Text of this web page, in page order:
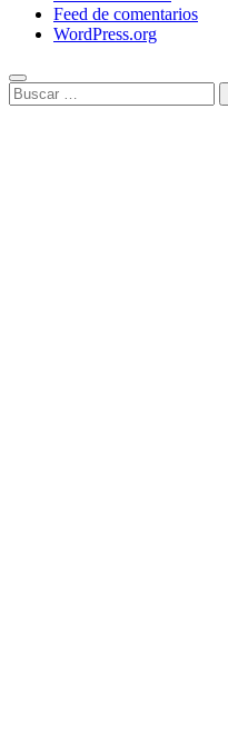
Feed de comentarios
WordPress.org
Buscar: